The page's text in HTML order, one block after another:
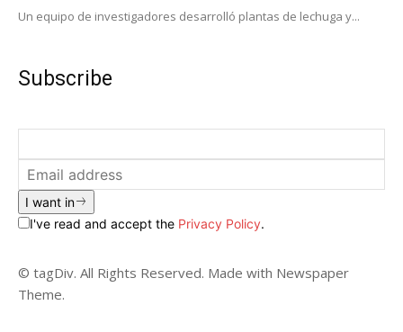
Un equipo de investigadores desarrolló plantas de lechuga y...
Subscribe
I want in
I've read and accept the Privacy Policy.
© tagDiv. All Rights Reserved. Made with Newspaper
Theme.